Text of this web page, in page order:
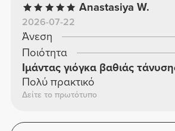
Anastasiya W.
2026-07-22
Άνεση
Ποιότητα
Ιμάντας γιόγκα βαθιάς
Πολύ πρακτικό
Δείτε το πρωτότυπο